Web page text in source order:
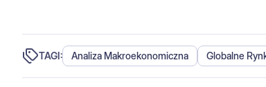
TAGI: Analiza Makroekonomiczna Globalne